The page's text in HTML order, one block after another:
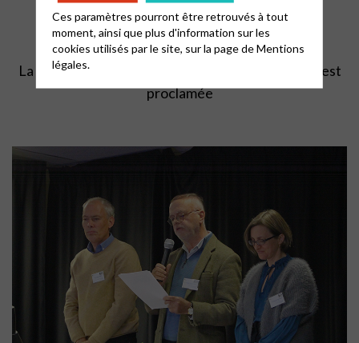
La déclaration de foi de l’Eglise protestante unie
est
proclamée
Ces paramètres pourront être retrouvés à tout
moment, ainsi que plus d'information sur les
cookies utilisés par le site, sur la page deMentions
légales.